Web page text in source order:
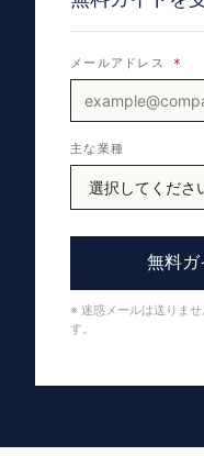
メールアドレス *
主な業種
無料
※ 迷惑メールは送りま
す。